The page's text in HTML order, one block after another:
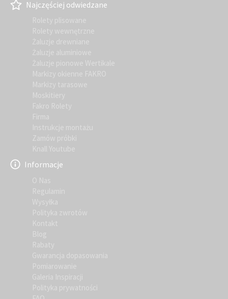
Najczęściej odwiedzane
Rolety plisowane
Rolety wewnętrzne
Żaluzje drewniane
Żaluzje aluminiowe
Żaluzje pionowe Wertikale
Markizy okienne FAKRO
Markizy tarasowe
Moskitiery
Fakro Rolety
Firma
Instrukcje montażu
Zamów próbki
Knall Youtube
Informacje
O Nas
Regulamin
Wysyłka
Polityka zwrotów
Kontakt
Blog
Rabaty
Gwarancja dopasowania
Pomiarowanie
Galeria Inspiracji
Polityka prywatności